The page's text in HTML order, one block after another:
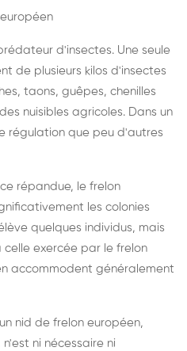
d'insectes. Une seule
de plusieurs kilos d'insectes
taons, guêpes, chenilles
nuisibles agricoles. Dans un
régulation que peu d'autres
répandue, le frelon
les colonies
quelques individus, mais
exercée par le frelon
accommodent généralement
nid de frelon européen,
ni nécessaire ni